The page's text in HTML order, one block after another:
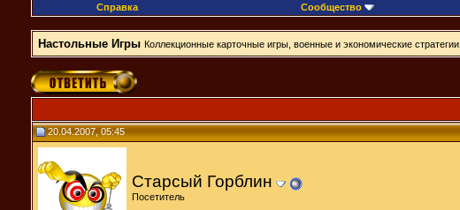
Справка
Сообщество
Настольные Игры Коллекционные карточные игры, военные и экономические
20.04.2007, 05:45
Старсый Горблин
Посетитель